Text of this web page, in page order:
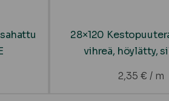
28×120
vihreä, höylätty,
2,35 € / m